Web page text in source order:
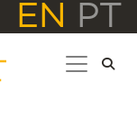
EN PT